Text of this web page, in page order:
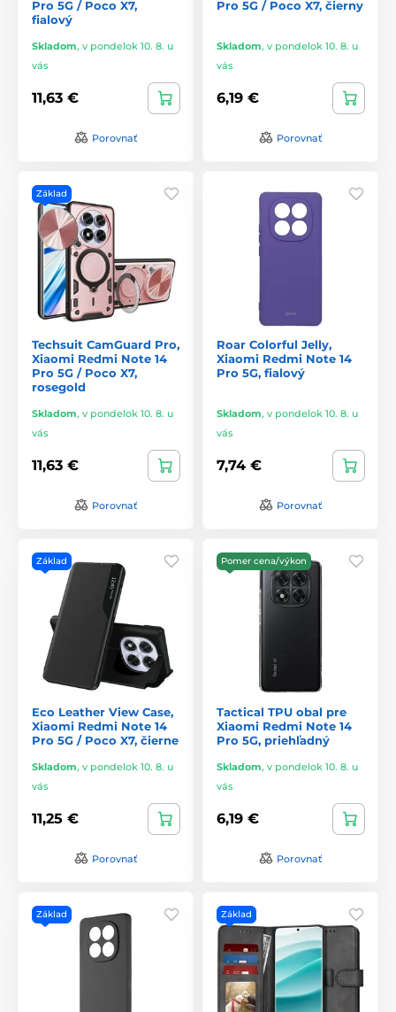
Pro 5G / Poco X7,
fialový
Skladom, v pondelok 10. 8. u
vás
11,63 €
Porovnať
Pro 5G / Poco X7, čierny
Skladom, v pondelok 10. 8. u
vás
6,19 €
Porovnať
Základ
Techsuit CamGuard Pro,
Xiaomi Redmi Note 14
Pro 5G / Poco X7,
rosegold
Skladom, v pondelok 10. 8. u
vás
11,63 €
Porovnať
Roar Colorful Jelly,
Xiaomi Redmi Note 14
Pro 5G, fialový
Skladom, v pondelok 10. 8. u
vás
7,74 €
Porovnať
Základ
Eco Leather View Case,
Xiaomi Redmi Note 14
Pro 5G / Poco X7, čierne
Skladom, v pondelok 10. 8. u
vás
11,25 €
Porovnať
Pomer cena/výkon
Tactical TPU obal pre
Xiaomi Redmi Note 14
Pro 5G, priehľadný
Skladom, v pondelok 10. 8. u
vás
6,19 €
Porovnať
Základ Základ